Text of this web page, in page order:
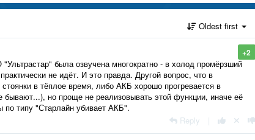
Oldest first
+2
была озвучена многократно - в холод промёрзший
не идёт. И это правда. Другой вопрос, что в
в тёплое время, либо АКБ хорошо прогревается в
бывают...), но проще не реализовывать этой функции, иначе её
по типу "Старлайн убивает АКБ".
Reply